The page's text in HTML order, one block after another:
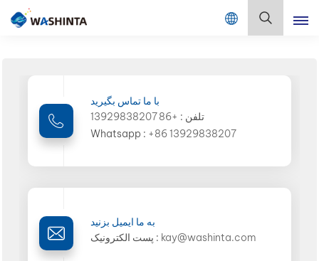
Mix Color Online
Français
Русский
با ما تماس بگیرید
تلفن : +86 13929838207
Whatsapp : +86 13929838207
به ما ایمیل بزنید
پست الکترونیک : kay@washinta.com